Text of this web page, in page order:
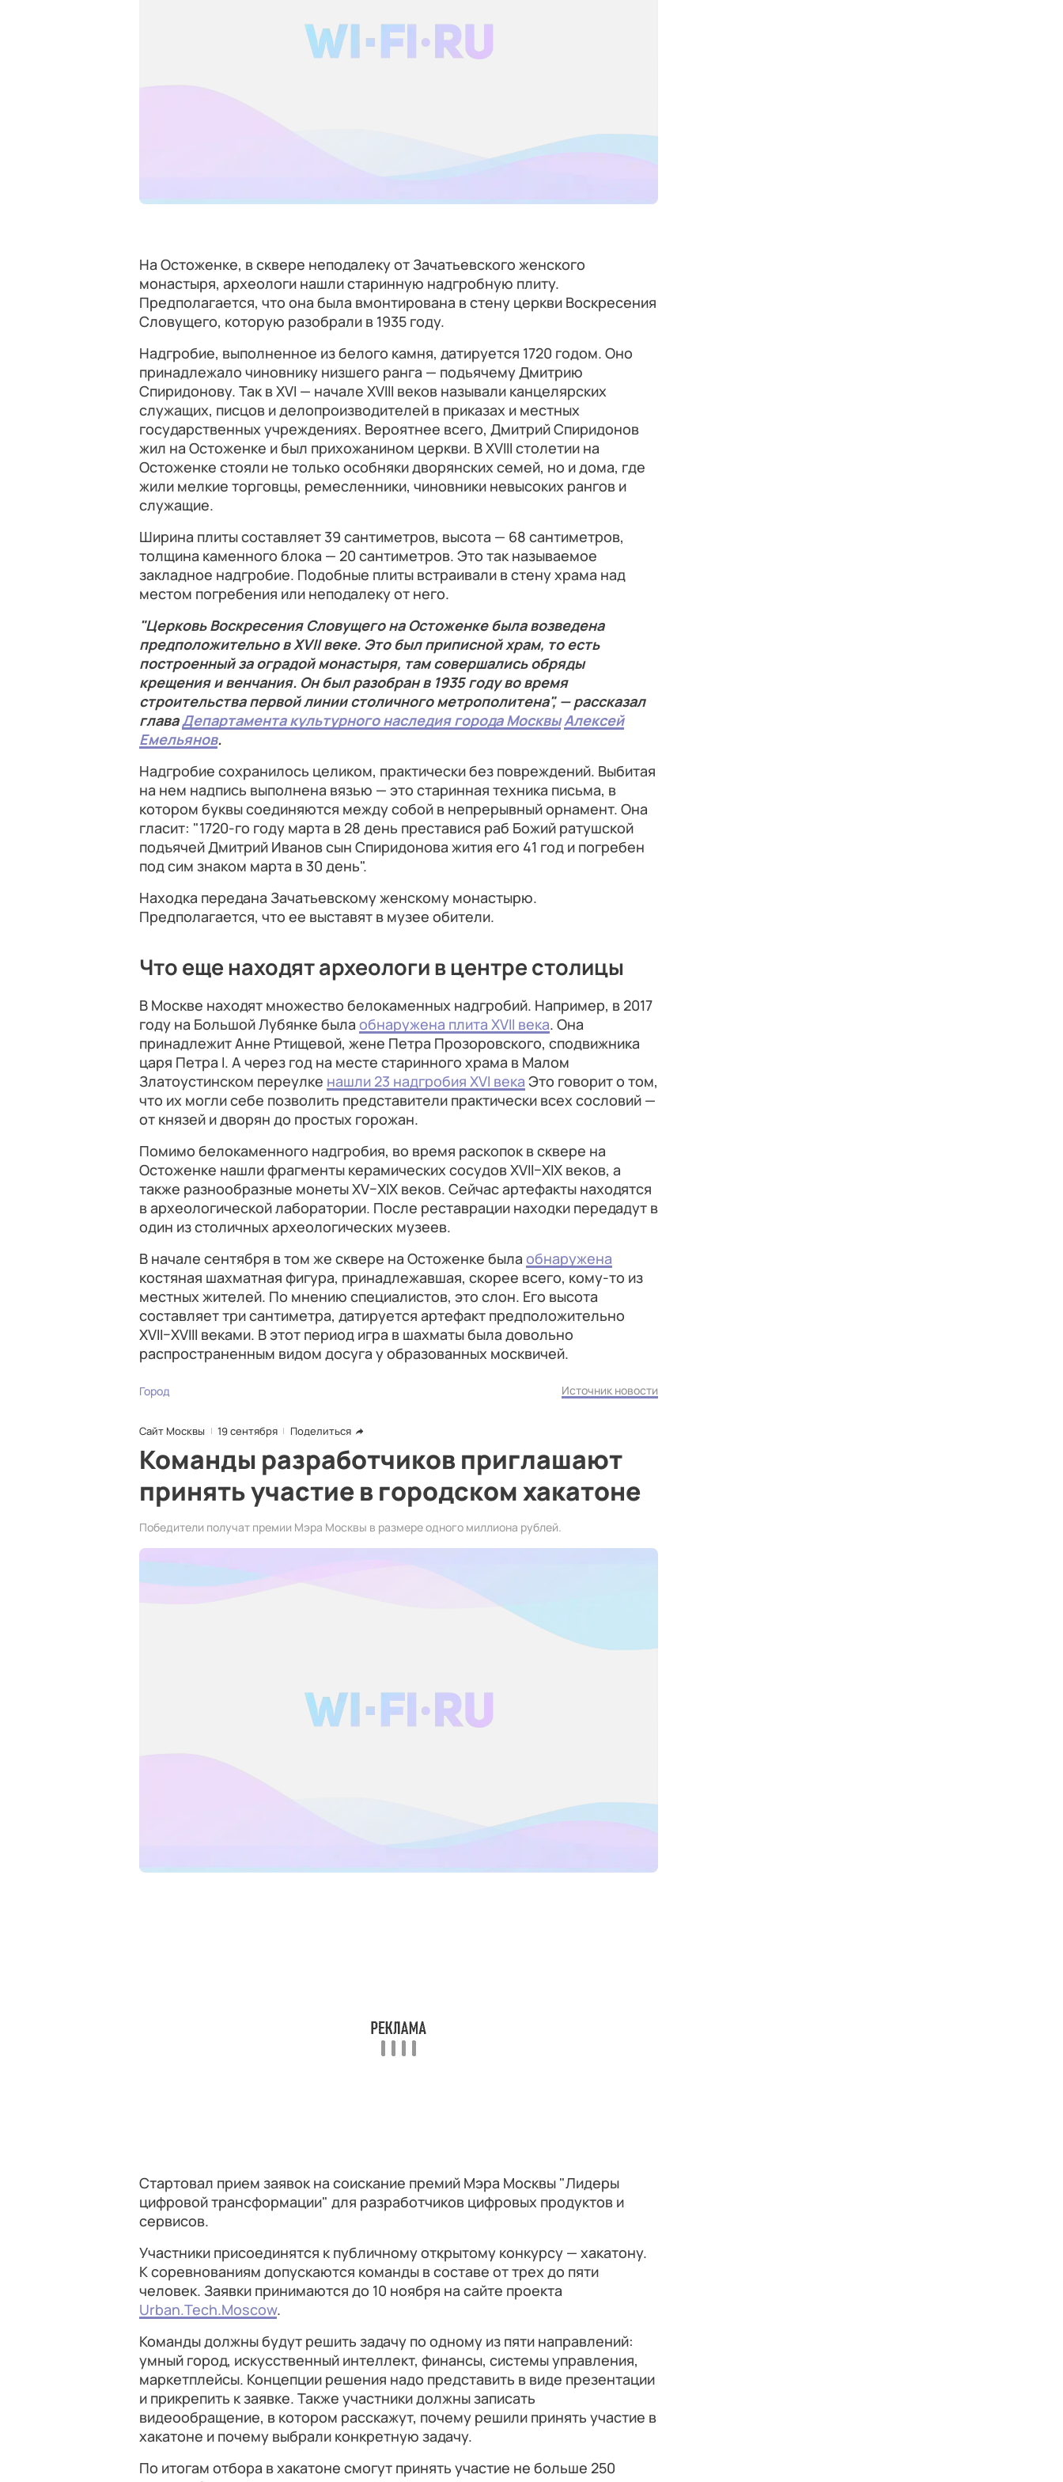
На Остоженке, в сквере неподалеку от Зачатьевского женского
монастыря, археологи нашли старинную надгробную плиту.
Предполагается, что она была вмонтирована в стену церкви Воскресения
Словущего, которую разобрали в 1935 году.
Надгробие, выполненное из белого камня, датируется 1720 годом. Оно
принадлежало чиновнику низшего ранга — подьячему Дмитрию
Спиридонову. Так в XVI — начале XVIII веков называли канцелярских
служащих, писцов и делопроизводителей в приказах и местных
государственных учреждениях. Вероятнее всего, Дмитрий Спиридонов
жил на Остоженке и был прихожанином церкви. В XVIII столетии на
Остоженке стояли не только особняки дворянских семей, но и дома, где
жили мелкие торговцы, ремесленники, чиновники невысоких рангов и
служащие.
Ширина плиты составляет 39 сантиметров, высота — 68 сантиметров,
толщина каменного блока — 20 сантиметров. Это так называемое
закладное надгробие. Подобные плиты встраивали в стену храма над
местом погребения или неподалеку от него.
"Церковь Воскресения Словущего на Остоженке была возведена
предположительно в XVII веке. Это был приписной храм, то есть
построенный за оградой монастыря, там совершались обряды
крещения и венчания. Он был разобран в 1935 году во время
строительства первой линии столичного метрополитена", — рассказал
главаДепартамента культурного наследия города МосквыАлексей
Емельянов.
Надгробие сохранилось целиком, практически без повреждений. Выбитая
на нем надпись выполнена вязью — это старинная техника письма, в
котором буквы соединяются между собой в непрерывный орнамент. Она
гласит: "1720-го году марта в 28 день преставися раб Божий ратушской
подъячей Дмитрий Иванов сын Спиридонова жития его 41 год и погребен
под сим знаком марта в 30 день".
Находка передана Зачатьевскому женскому монастырю.
Предполагается, что ее выставят в музее обители.
Что еще находят археологи в центре столицы
В Москве находят множество белокаменных надгробий. Например, в 2017
году на Большой Лубянке была обнаружена плита XVII века. Она
принадлежит Анне Ртищевой, жене Петра Прозоровского, сподвижника
царя Петра I. А через год на месте старинного храма в Малом
Златоустинском переулке нашли 23 надгробия XVI века Это говорит о том,
что их могли себе позволить представители практически всех сословий —
от князей и дворян до простых горожан.
Помимо белокаменного надгробия, во время раскопок в сквере на
Остоженке нашли фрагменты керамических сосудов XVII–XIX веков, а
также разнообразные монеты XV–XIX веков. Сейчас артефакты находятся
в археологической лаборатории. После реставрации находки передадут в
один из столичных археологических музеев.
В начале сентября в том же сквере на Остоженке была обнаружена
костяная шахматная фигура, принадлежавшая, скорее всего, кому-то из
местных жителей. По мнению специалистов, это слон. Его высота
составляет три сантиметра, датируется артефакт предположительно
XVII–XVIII веками. В этот период игра в шахматы была довольно
распространенным видом досуга у образованных москвичей.
Город Источник новости
Сайт Москвы 19 сентября Поделиться
Команды разработчиков приглашают
принять участие в городском хакатоне
Победители получат премии Мэра Москвы в размере одного миллиона рублей.
Стартовал прием заявок на соискание премий Мэра Москвы "Лидеры
цифровой трансформации" для разработчиков цифровых продуктов и
сервисов.
Участники присоединятся к публичному открытому конкурсу — хакатону.
К соревнованиям допускаются команды в составе от трех до пяти
человек. Заявки принимаются до 10 ноября на сайте проекта
Urban.Tech.Moscow.
Команды должны будут решить задачу по одному из пяти направлений:
умный город, искусственный интеллект, финансы, системы управления,
маркетплейсы. Концепции решения надо представить в виде презентации
и прикрепить к заявке. Также участники должны записать
видеообращение, в котором расскажут, почему решили принять участие в
хакатоне и почему выбрали конкретную задачу.
По итогам отбора в хакатоне смогут принять участие не больше 250